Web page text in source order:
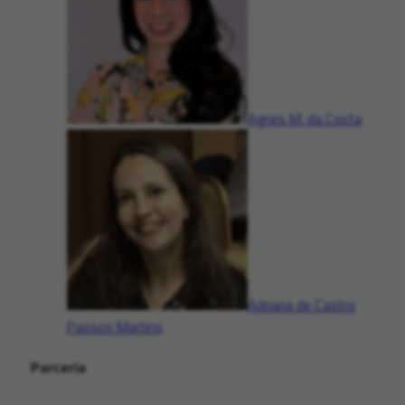
Agnes M. da Costa
Adriana de Castro
Passos Martins
Parceria